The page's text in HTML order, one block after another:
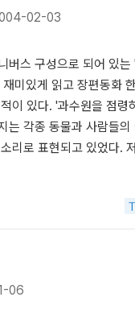
어가는 요즈음, 동화작가
게, 때로는 희망으로 노
그 생각에 꼭 맞아떨어
음이 유쾌해지고, 고마
퍼져나간다. 그리고 내
는 모든 것들의 생명에
않으나 모든 것을 배우
책을 덮고 다시 처음본 표
마지막 고향을 지켜라.
이 인간임을 지켜내라.
칭호를 주고 싶을 정도이
나가는 그의 이야기는 한
지 않게 하는 서술의 힘
다는 <과수원을 점령하
. 각각의 이야기는 매력
이야기를 제외하고는
, 까치, 그리고 버드나무
여 이 이야기를 쓰게 되었
없는 생명을 따라가는
야기는 시종 유쾌하고 발
오리, 인간들보다 어두
나약했지만 스스로 강
웅하다가 이웃이 되는 찌
군상의 허세와 유약함,
02-03
버스 구성으로 되어 있
미있게 읽고 장편동화
이 있다. '과수원을 점령
는 각종 동물과 사람들의
리로 표현되고 있었다.
시 엄연한 생명체라는 사
찬가지다. '라쇼몽'이라
'네 말도 맞고 네 말도
그 입장을 알게 되고 이해
인 다음에야 그들의 생존
다. 그러나 인간들은 얼
... 쥐를 내몰고, 고양이
06